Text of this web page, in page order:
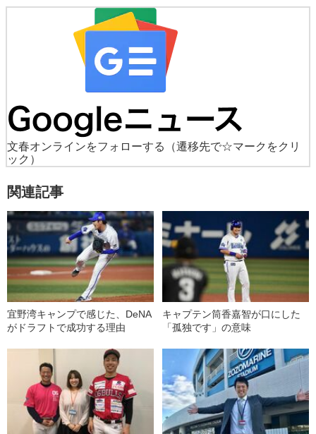
文春オンラインをフォローする
（遷移先で☆マークをクリ
ック）
関連記事
宜野湾キャンプで感じた、DeNA
がドラフトで成功する理由
キャプテン筒香嘉智が口にした
「孤独です」の意味